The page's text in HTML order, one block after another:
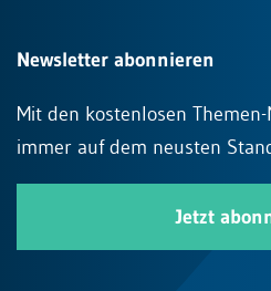
Newsletter abonnieren
Mit den kostenlosen
immer auf dem neusten
Jetzt